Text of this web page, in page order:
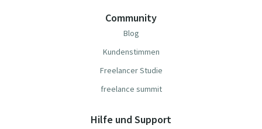
Community
Blog
Kundenstimmen
Freelancer Studie
freelance summit
Hilfe und Support